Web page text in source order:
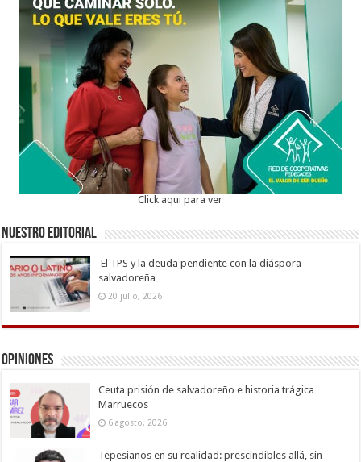
Click aqui para ver
Nuestro Editorial
El TPS y la deuda pendiente con la diáspora
salvadoreña
20 julio, 2026
Opiniones
Ceuta prisión de salvadoreño e historia trágica
Marruecos
6 agosto, 2026
Tepesianos en su realidad: prescindibles allá, sin